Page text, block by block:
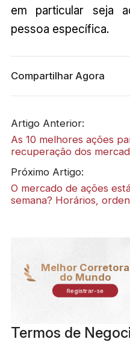
em particular seja
pessoa específica.
Compartilhar Agora
Artigo Anterior:
As 10 melhores ações
recuperação dos
Próximo Artigo:
O mercado de ações
semana? Horários,
Melhor Corretora
do Mundo
Registrar-se
Termos de